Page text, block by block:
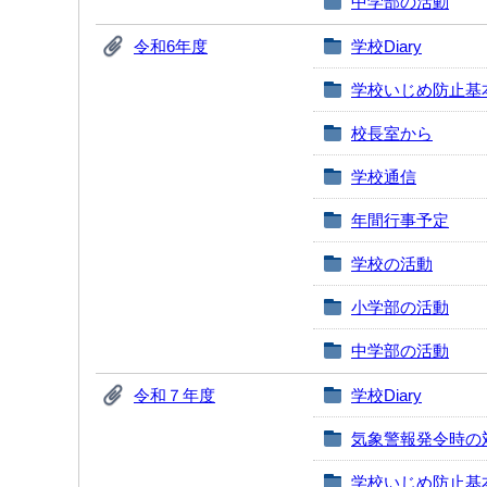
令和6年度 学校Diary
学校いじめ防止基
校長室から
学校通信
年間行事予定
学校の活動
小学部の活動
中学部の活動
令和７年度 学校Diary
気象警報発令時の
学校いじめ防止基